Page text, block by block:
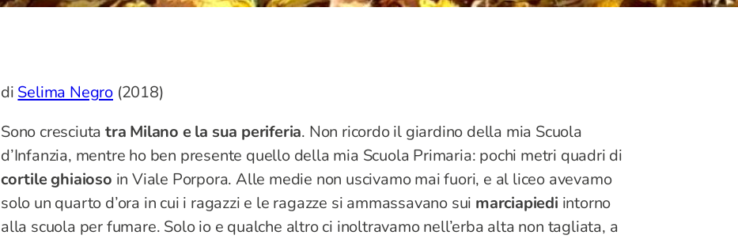
di Selima Negro (2018)
Sono cresciuta tra Milano e la sua periferia. Non ricordo il giardino della mia Scuola
d’Infanzia, mentre ho ben presente quello della mia Scuola Primaria: pochi metri quadri di
cortile ghiaioso in Viale Porpora. Alle medie non uscivamo mai fuori, e al liceo avevamo
solo un quarto d’ora in cui i ragazzi e le ragazze si ammassavano sui marciapiedi intorno
alla scuola per fumare. Solo io e qualche altro ci inoltravamo nell’erba alta non tagliata, a